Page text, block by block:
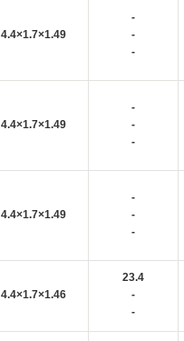
4.4×1.7×1.49
-
-
-
4.4×1.7×1.49
-
-
-
4.4×1.7×1.49
-
-
-
4.4×1.7×1.46
23.4
-
-